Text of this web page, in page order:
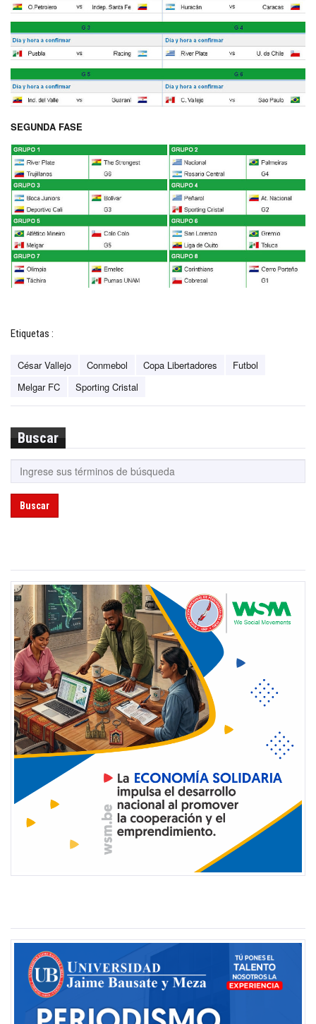
SEGUNDA FASE
Etiquetas :
César Vallejo Conmebol Copa Libertadores
Futbol
Melgar FC
Sporting Cristal
Buscar
Buscar